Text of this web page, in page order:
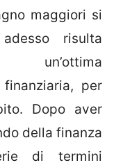
maggiori si
risulta
un’ottima
finanziaria, per
Dopo aver
della finanza
di termini